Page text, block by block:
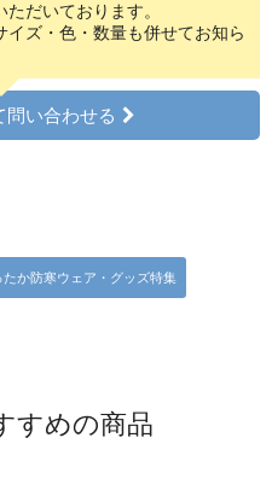
だいております。
ズ・色・数量も併せてお知ら
問い合わせる
たか防寒ウェア・グッズ特集
すめの商品